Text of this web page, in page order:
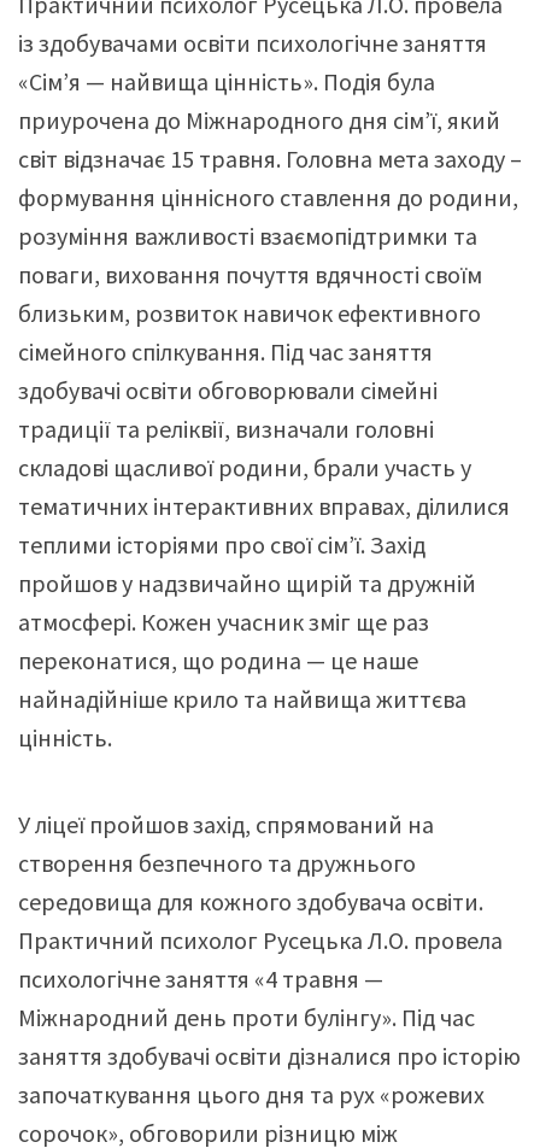
із здобувачами освіти психологічне заняття
«Сім’я — найвища цінність». Подія була
приурочена до Міжнародного дня сім’ї, який
світ відзначає 15 травня. Головна мета заходу –
формування ціннісного ставлення до родини,
розуміння важливості взаємопідтримки та
поваги, виховання почуття вдячності своїм
близьким, розвиток навичок ефективного
сімейного спілкування. Під час заняття
здобувачі освіти обговорювали сімейні
традиції та реліквії, визначали головні
складові щасливої родини, брали участь у
тематичних інтерактивних вправах, ділилися
теплими історіями про свої сім’ї. Захід
пройшов у надзвичайно щирій та дружній
атмосфері. Кожен учасник зміг ще раз
переконатися, що родина — це наше
найнадійніше крило та найвища життєва
цінність.
У ліцеї пройшов захід, спрямований на
створення безпечного та дружнього
середовища для кожного здобувача освіти.
Практичний психолог Русецька Л.О. провела
психологічне заняття «4 травня —
Міжнародний день проти булінгу». Під час
заняття здобувачі освіти дізналися про історію
започаткування цього дня та рух «рожевих
сорочок», обговорили різницю між